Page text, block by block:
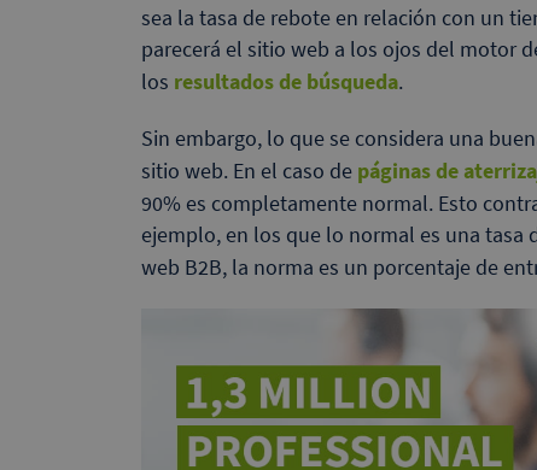
sea la tasa de rebote en relación con un
parecerá el sitio web a los ojos del motor
los resultados de búsqueda.
Sin embargo, lo que se considera una
sitio web. En el caso de páginas de
90% es completamente normal. Esto
ejemplo, en los que lo normal es una tasa
web B2B, la norma es un porcentaje de